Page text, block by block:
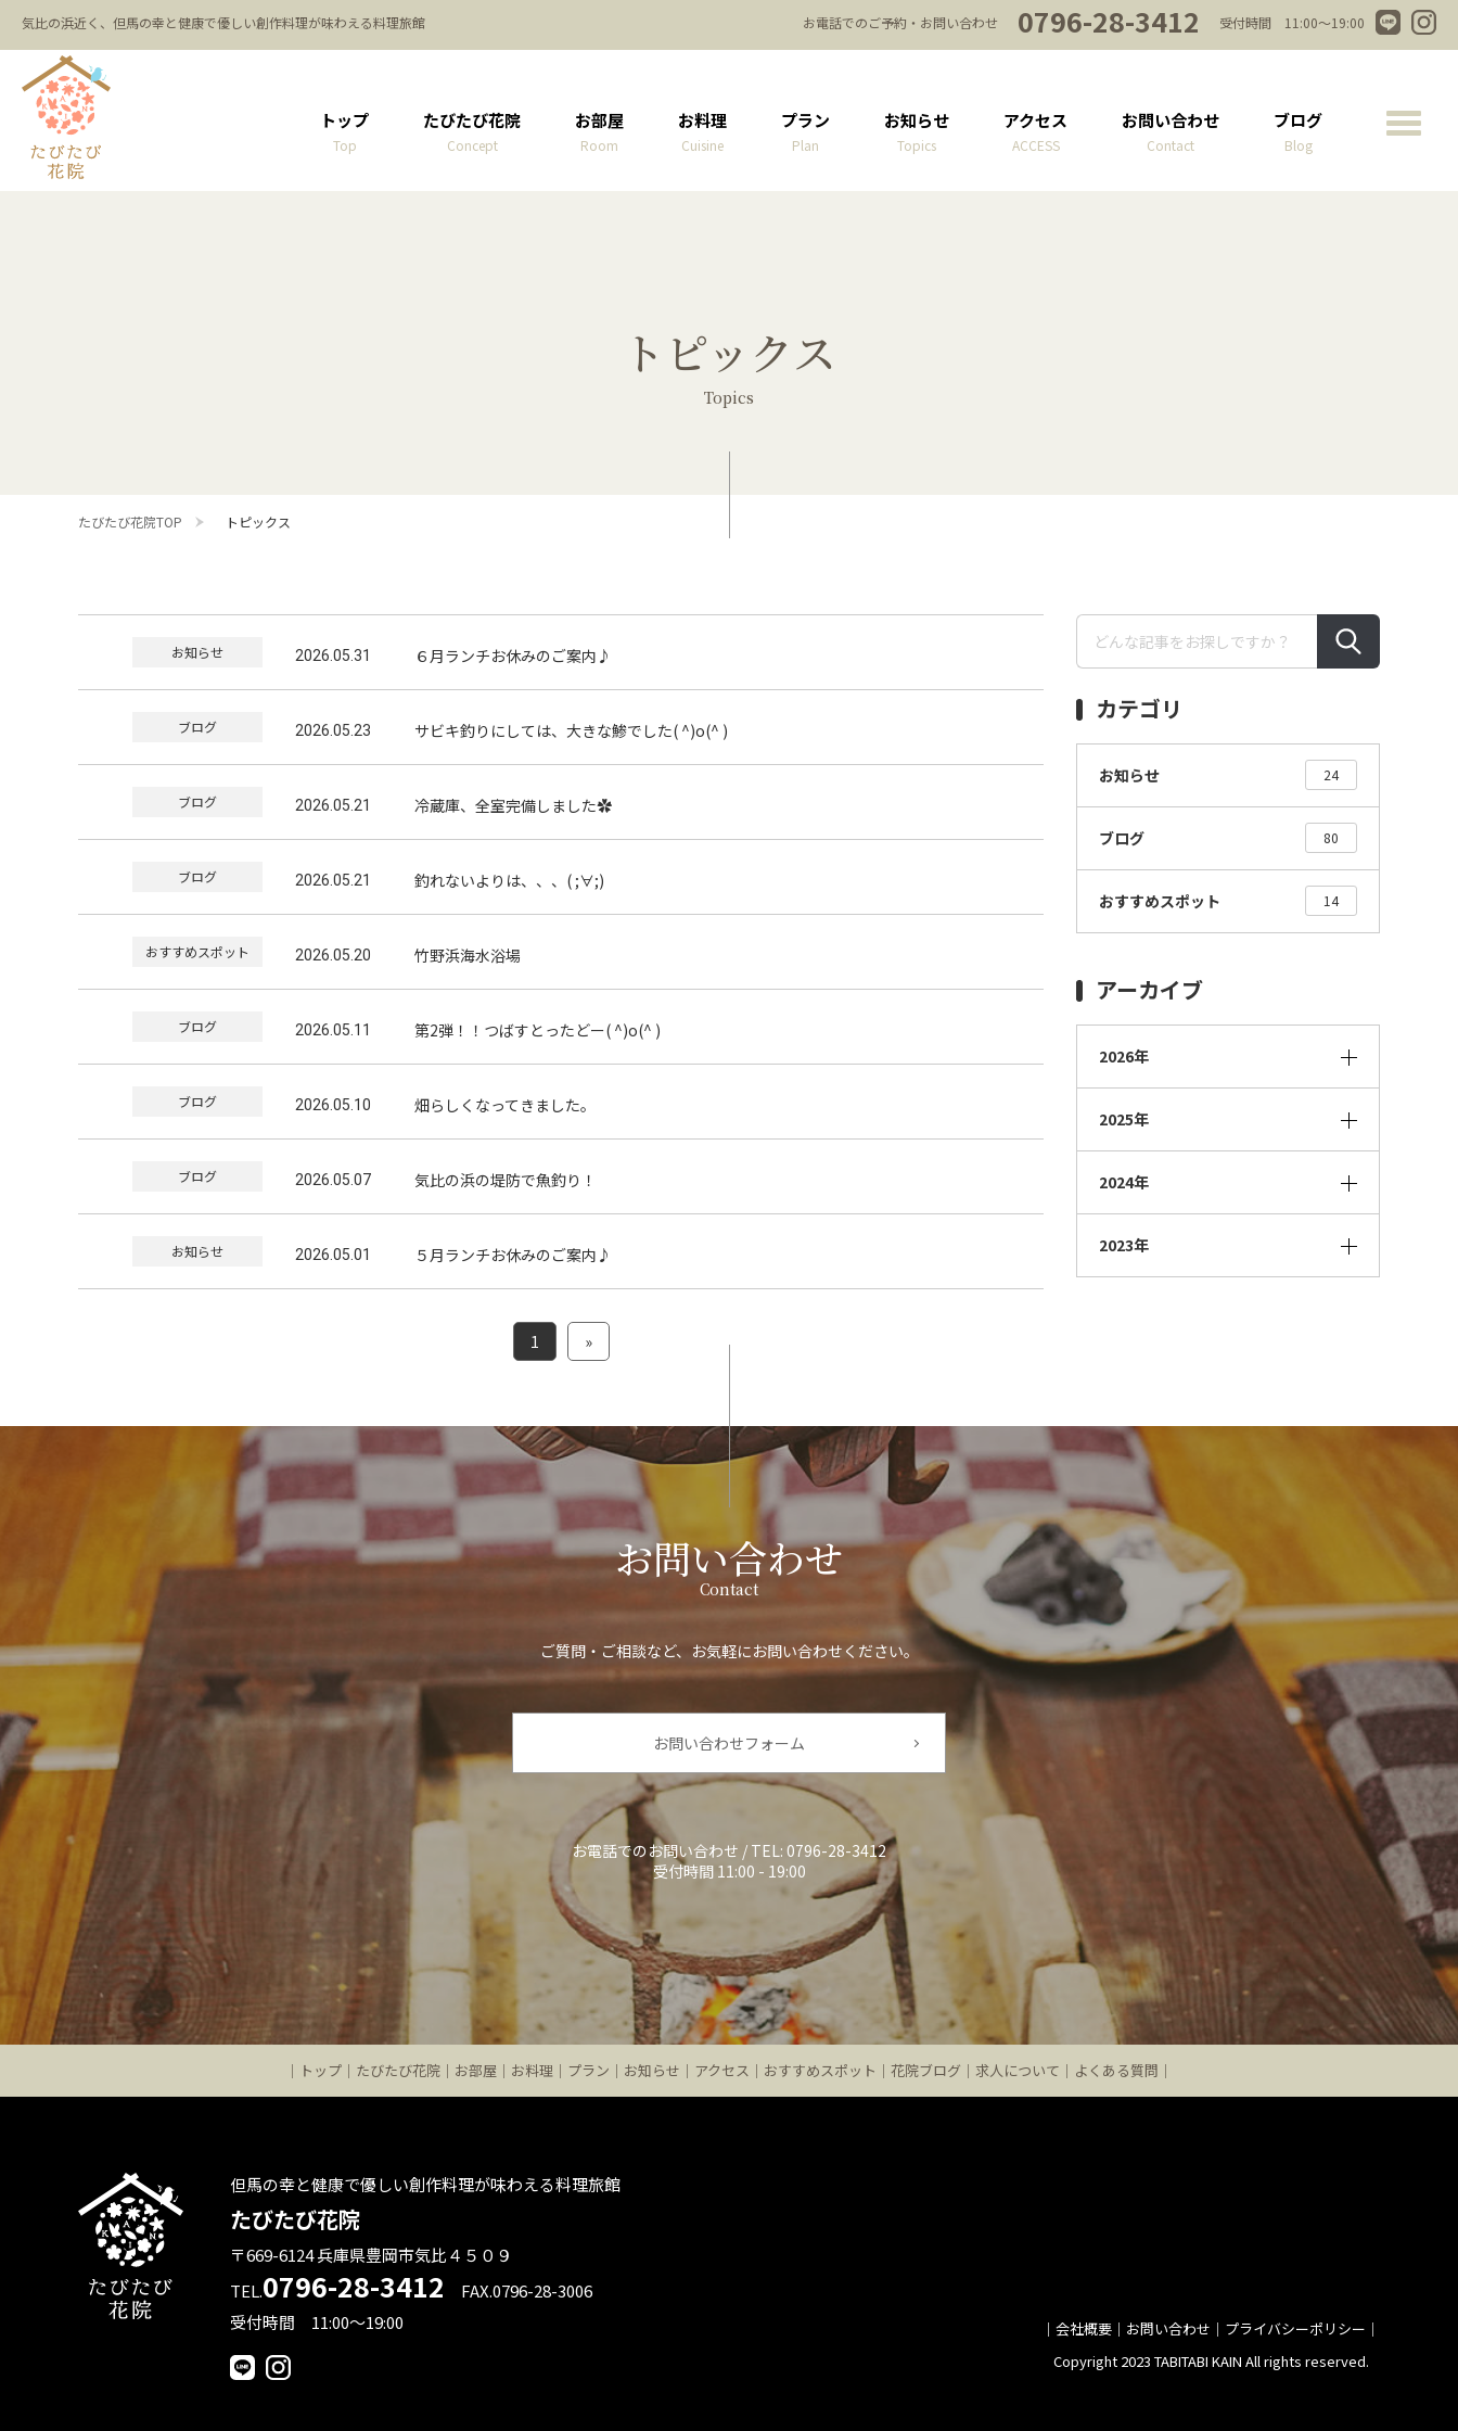
気比の浜近く、但馬の幸と健康で優しい創作料理が味わえる料理旅館 お電話でのご予約・お問い合わせ 0796-28-3412 受付時間 11:00～19:00
トップ
Top
たびたび花院
Concept
お部屋
Room
お料理
Cuisine
プラン
Plan
お知らせ
Topics
アクセス
ACCESS
お問い合わせ
Contact
ブログ
Blog
トピックス
Topics
たびたび花院TOP トピックス
お知らせ 2026.05.31 ６月ランチお休みのご案内♪
ブログ 2026.05.23 サビキ釣りにしては、大きな鯵でした( ^)o(^ )
ブログ 2026.05.21 冷蔵庫、全室完備しました✿
ブログ 2026.05.21 釣れないよりは、、、( ;∀;)
おすすめスポット 2026.05.20 竹野浜海水浴場
ブログ 2026.05.11 第2弾！！つばすとったどー( ^)o(^ )
ブログ 2026.05.10 畑らしくなってきました。
ブログ 2026.05.07 気比の浜の堤防で魚釣り！
お知らせ 2026.05.01 ５月ランチお休みのご案内♪
1 »
カテゴリ
お知らせ 24
ブログ 80
おすすめスポット 14
アーカイブ
2026年
2025年
2024年
2023年
お問い合わせ
Contact
ご質問・ご相談など、お気軽にお問い合わせください。
お問い合わせフォーム
お電話でのお問い合わせ / TEL: 0796-28-3412
受付時間 11:00 - 19:00
トップ たびたび花院 お部屋 お料理 プラン お知らせ アクセス おすすめスポット 花院ブログ 求人について よくある質問
但馬の幸と健康で優しい創作料理が味わえる料理旅館
たびたび花院
〒669-6124 兵庫県豊岡市気比４５０９
TEL.0796-28-3412
FAX.0796-28-3006
受付時間 11:00～19:00
会社概要 お問い合わせ
プライバシーポリシー
Copyright 2023 TABITABI KAIN All rights reserved.